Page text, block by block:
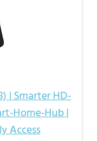
| Smarter HD-
Home-Hub |
Access